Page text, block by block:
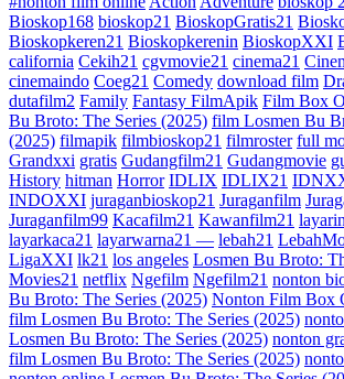
Bioskop168 bioskop21 BioskopGratis21
Bioskopkeren21 Bioskopkerenin BioskopXXI
california Cekih21 cgvmovie21 cinema21
cinemaindo Coeg21 Comedy download film
dutafilm2 Family Fantasy FilmApik Film Box
Bu Broto: The Series (2025) film Losmen Bu
(2025) filmapik filmbioskop21 filmroster full
Grandxxi gratis Gudangfilm21 Gudangmovie
History hitman Horror IDLIX IDLIX21
INDOXXI juraganbioskop21 Juraganfilm
Juraganfilm99 Kacafilm21 Kawanfilm21
layarkaca21 layarwarna21 — lebah21
LigaXXI lk21 los angeles Losmen Bu Broto:
Movies21 netflix Ngefilm Ngefilm21 nonton
Bu Broto: The Series (2025) Nonton Film Box
film Losmen Bu Broto: The Series (2025)
Losmen Bu Broto: The Series (2025) nonton
film Losmen Bu Broto: The Series (2025)